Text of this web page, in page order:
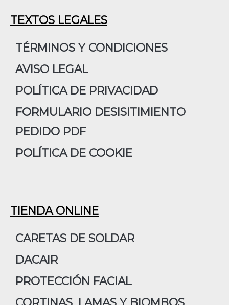
e
b
o
k
g
m
d
TEXTOS LEGALES
TÉRMINOS Y CONDICIONES
AVISO LEGAL
POLÍTICA DE PRIVACIDAD
FORMULARIO DESISITIMIENTO
PEDIDO PDF
POLÍTICA DE COOKIE
TIENDA ONLINE
CARETAS DE SOLDAR
DACAIR
PROTECCIÓN FACIAL
CORTINAS, LAMAS Y BIOMBOS